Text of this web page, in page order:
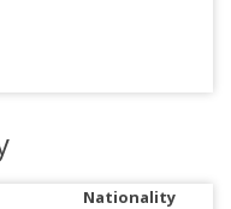
Nationality